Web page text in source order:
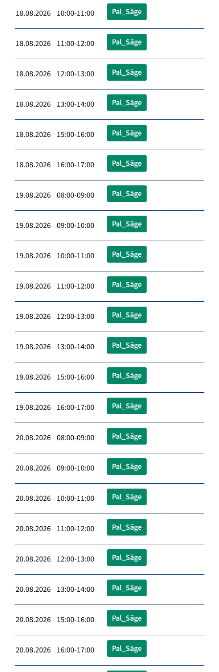
18.08.2026 10:00-11:00 Pal_Säge
18.08.2026 11:00-12:00 Pal_Säge
18.08.2026 12:00-13:00 Pal_Säge
18.08.2026 13:00-14:00 Pal_Säge
18.08.2026 15:00-16:00 Pal_Säge
18.08.2026 16:00-17:00 Pal_Säge
19.08.2026 08:00-09:00 Pal_Säge
19.08.2026 09:00-10:00 Pal_Säge
19.08.2026 10:00-11:00 Pal_Säge
19.08.2026 11:00-12:00 Pal_Säge
19.08.2026 12:00-13:00 Pal_Säge
19.08.2026 13:00-14:00 Pal_Säge
19.08.2026 15:00-16:00 Pal_Säge
19.08.2026 16:00-17:00 Pal_Säge
20.08.2026 08:00-09:00 Pal_Säge
20.08.2026 09:00-10:00 Pal_Säge
20.08.2026 10:00-11:00 Pal_Säge
20.08.2026 11:00-12:00 Pal_Säge
20.08.2026 12:00-13:00 Pal_Säge
20.08.2026 13:00-14:00 Pal_Säge
20.08.2026 15:00-16:00 Pal_Säge
20.08.2026 16:00-17:00 Pal_Säge